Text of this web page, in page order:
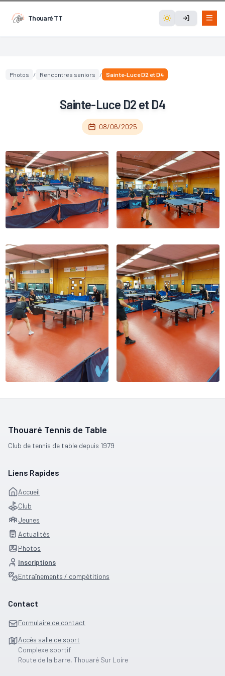
Thouaré TT
Photos / Rencontres seniors / Sainte-Luce D2 et D4
Sainte-Luce D2 et D4
08/06/2025
Thouaré Tennis de Table
Club de tennis de table depuis 1979
Liens Rapides
Accueil
Club
Jeunes
Actualités
Photos
Inscriptions
Entraînements / compétitions
Contact
Formulaire de contact
Accès salle de sport
Complexe sportif
Route de la barre, Thouaré Sur Loire